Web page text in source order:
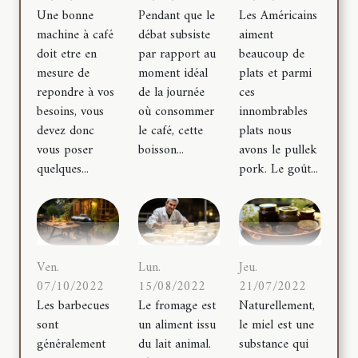
Une bonne
machine à café
doit etre en
mesure de
repondre à vos
besoins, vous
devez donc
vous poser
quelques...
Pendant que le
débat subsiste
par rapport au
moment idéal
de la journée
où consommer
le café, cette
boisson...
Les Américains
aiment
beaucoup de
plats et parmi
ces
innombrables
plats nous
avons le pullek
pork. Le goût...
Ven.
07/10/2022
Les barbecues
sont
généralement
Lun.
15/08/2022
Le fromage est
un aliment issu
du lait animal.
Jeu.
21/07/2022
Naturellement,
le miel est une
substance qui